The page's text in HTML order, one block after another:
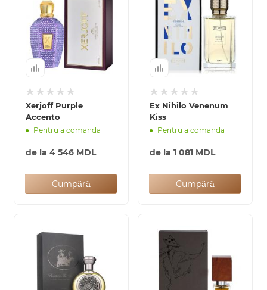
Xerjoff Purple
Accento
Pentru a comanda
de la 4 546 MDL
Cumpără
Ex Nihilo Venenum
Kiss
Pentru a comanda
de la 1 081 MDL
Cumpără